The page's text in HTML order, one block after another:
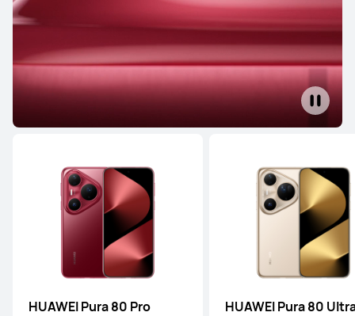
HUAWEI Pura 80 Pro HUAWEI Pura 80